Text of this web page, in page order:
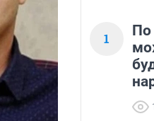
1
По